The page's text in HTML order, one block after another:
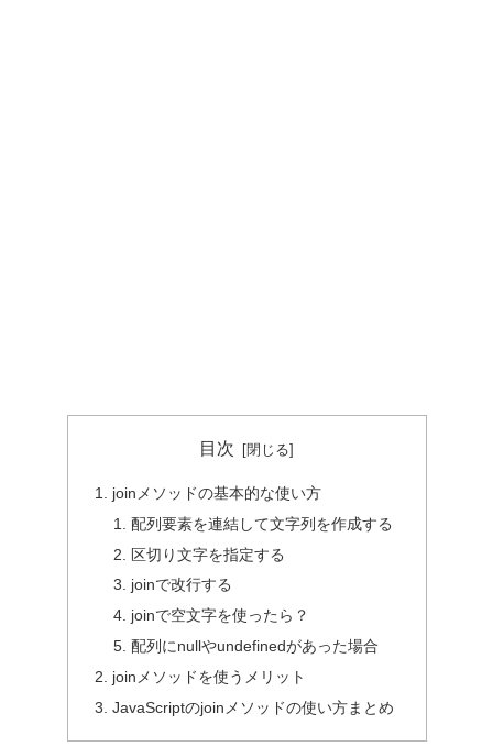
目次
joinメソッドの基本的な使い方
配列要素を連結して文字列を作成する
区切り文字を指定する
joinで改行する
joinで空文字を使ったら？
配列にnullやundefinedがあった場合
joinメソッドを使うメリット
JavaScriptのjoinメソッドの使い方まとめ